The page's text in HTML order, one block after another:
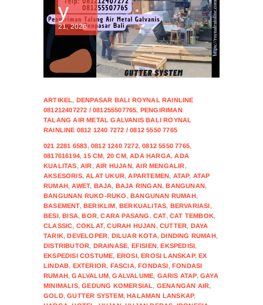
y
21, 2026
ARTIKEL, DENPASAR BALI ROYNAL RAINLINE
081212407272 / 081255507765, PENGIRIMAN
TALANG AIR METAL GALVANIS BALI ROYNAL
RAINLINE 0812 1240 7272 / 0812 5550 7765
021 2281 6583,0812 1240 7272,0812 5550 7765,
0817616194,15 CM, 20 CM,ADA HARGA,ADA
KUALITAS,AIR,AIR HUJAN,AIR MENGALIR,
AKSESORIS,ALAT UKUR,APARTEMEN, ATAP, ATAP
RUMAH,AWET, BAJA, BAJA RINGAN,BANGUNAN,
BANGUNAN RUKO-RUKO ,BANGUNAN RUMAH,
BASEMENT,BERIKLIM,BERKUALITAS, BERVARIASI,
BESI,BISA,BOR,CARA PASANG ,CAT,CAT TEMBOK,
CLASSIC, COKLAT,CURAH HUJAN,CUTTER, DAYA
TARIK,DEVELOPER, DILUAR KOTA,DINDING RUMAH,
DISTRIBUTOR, DRAINASE, EFISIEN,EKSPEDISI,
EKSPEDISI COSTUME, EROSI,EROSI LANSKAP,EX
LINDAB, EXTERIOR, FASCIA,FONDASI,FONDASI
RUMAH,GALVALUM,GALVALUME, GARIS ATAP,GAYA
MINIMALIS,GEDUNG KOMERSIAL, GENANGAN AIR,
GOLD,GUTTER SYSTEM,HALAMAN LANSKAP,